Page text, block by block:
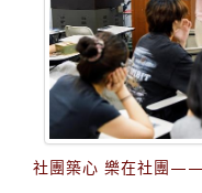
社團築心 樂在社團